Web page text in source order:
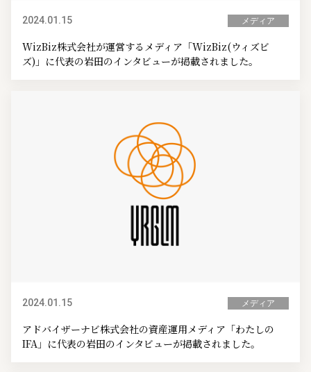
2024.01.15 メディア
WizBiz株式会社が運営するメディア「WizBiz(ウィズビ
ズ)」に代表の岩田のインタビューが掲載されました。
2024.01.15 メディア
アドバイザーナビ株式会社の資産運用メディア「わたしの
IFA」に代表の岩田のインタビューが掲載されました。